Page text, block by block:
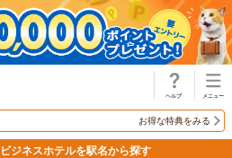
お得な特典をみる
ジネスホテルを駅名から探す